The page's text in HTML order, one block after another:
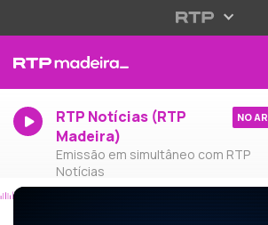
RTP Notícias (RTP
Madeira)
Emissão em simultâneo com RTP
Notícias
NO AR